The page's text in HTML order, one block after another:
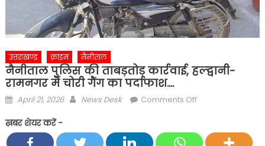
उत्तराखण्ड क्राइम नैनीताल
नैनीताल पुलिस की ताबड़तोड़ कार्रवाई, हल्द्वानी-
रामनगर में चोरी गैंग का पर्दाफाश….
Posted
April 21, 2026 Author
News Desk Comments Offon
की
ख़बर शेयर करें -